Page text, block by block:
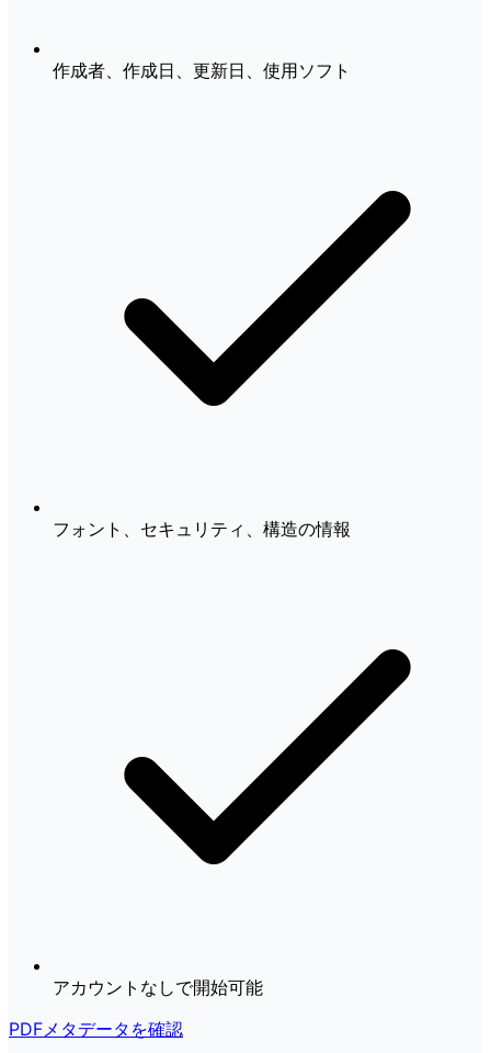
作成者、作成日、更新日、使用ソフト
フォント、セキュリティ、構造の情報
アカウントなしで開始可能
PDFメタデータを確認